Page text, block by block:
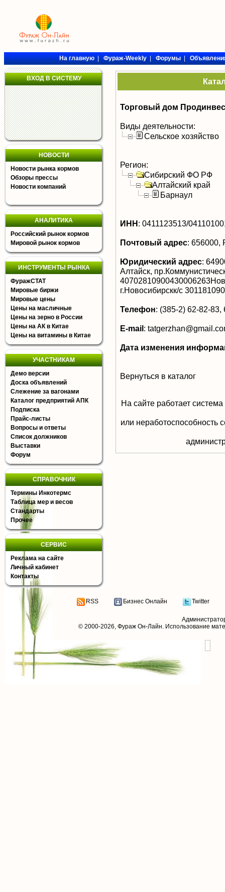
На главную|Фураж-Weekly|Форумы|
ВХОД В СИСТЕМУ
НОВОСТИ
Новости рынка кормов
Обзоры прессы
Новости компаний
АНАЛИТИКА
Российский рынок кормов
Мировой рынок кормов
ИНСТРУМЕНТЫ РЫНКА
ФуражСТАТ
Мировые биржи
Мировые цены
Цены на масличные
Цены на зерно в России
Цены на АК в Китае
Цены на витамины в Китае
УЧАСТНИКАМ
Демо версии
Доска объявлений
Слежение за вагонами
Каталог предприятий АПК
Подписка
Прайс-листы
Вопросы и ответы
Список должников
Выставки
Форум
СПРАВОЧНИК
Термины Инкотермс
Таблица мер и весов
Стандарты
Прочее
СЕРВИС
Реклама на сайте
Личный кабинет
Контакты
Торговый дом
Виды деятельности:
Сельское хозяйство
Регион:
Сибирский ФО РФ
Алтайский край
Барнаул
ИНН: 0411123513/
Почтовый адрес: 656000,
Юридический адрес:
Алтайск,
г.Новосибирскк/с
Телефон: (385-2) 62-82-83,
E-mail:
Дата изменения
Вернуться в каталог
На сайте работает
или неработоспособность
RSS Бизнес Онлайн Twitter
© 2000-2026, Фураж Он-Лайн. Использование